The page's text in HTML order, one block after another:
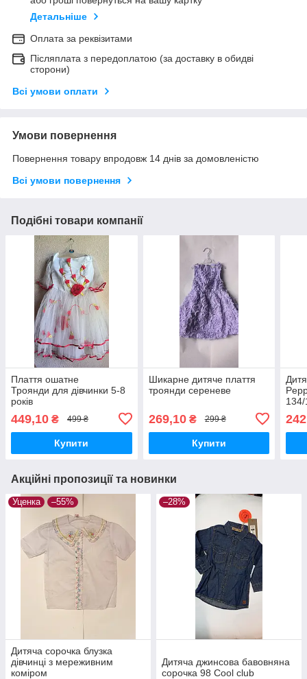
Детальніше
Оплата за реквізитами
Післяплата з передоплатою (за доставку в обидві
сторони)
Всі умови оплати
Умови повернення
Повернення товару впродовж 14 днів за домовленістю
Всі умови повернення
Подібні товари компанії
Плаття ошатне
Троянди для дівчинки 5-8
років
449,10 ₴ 499 ₴
Купити
Шикарне дитяче плаття
троянди сереневе
269,10₴ 299 ₴
Купити
134/
Акційні пропозиції та новинки
Уценка –55%
Дитяча сорочка блузка
дівчинці з мереживним
коміром
–28%
Дитяча джинсова бавовняна
сорочка 98 Cool club